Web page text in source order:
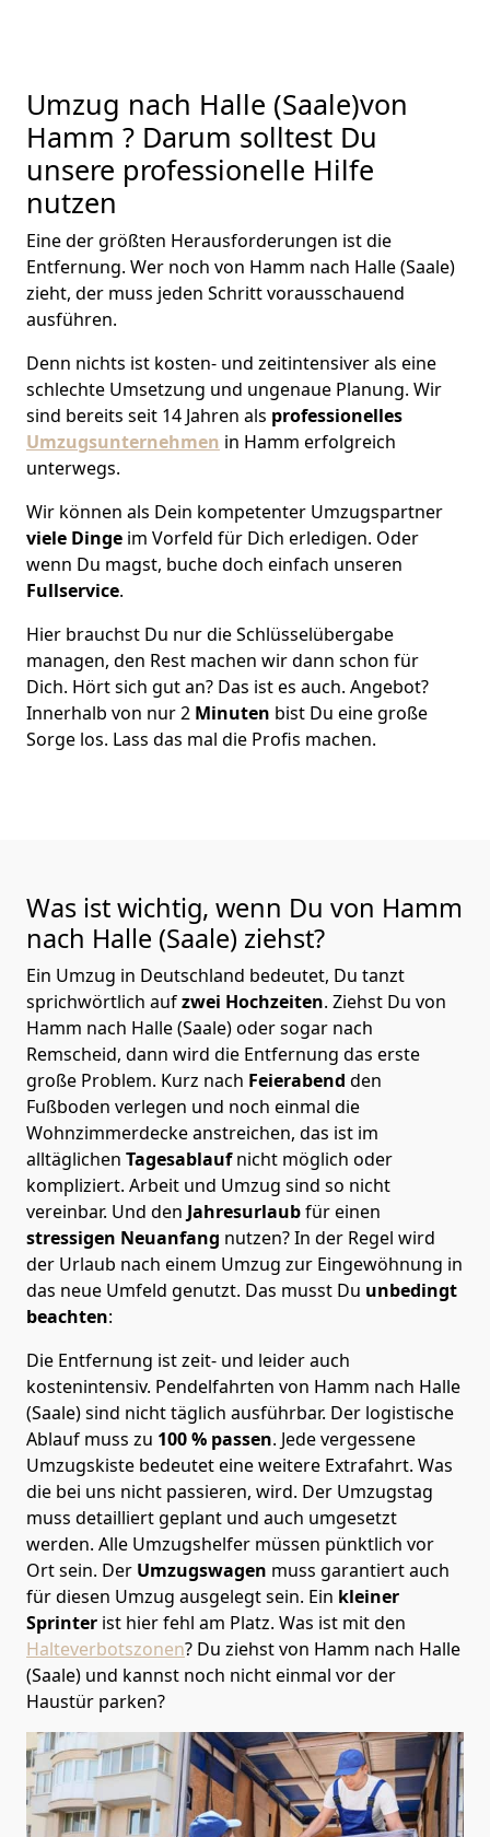
Umzug nach Halle (Saale)von
Hamm ? Darum solltest Du
unsere professionelle Hilfe
nutzen
Eine der größten Herausforderungen ist die
Entfernung. Wer noch von Hamm nach Halle (Saale)
zieht, der muss jeden Schritt vorausschauend
ausführen.
Denn nichts ist kosten- und zeitintensiver als eine
schlechte Umsetzung und ungenaue Planung. Wir
sind bereits seit 14 Jahren als professionelles
Umzugsunternehmen in Hamm erfolgreich
unterwegs.
Wir können als Dein kompetenter Umzugspartner
viele Dinge im Vorfeld für Dich erledigen. Oder
wenn Du magst, buche doch einfach unseren
Fullservice.
Hier brauchst Du nur die Schlüsselübergabe
managen, den Rest machen wir dann schon für
Dich. Hört sich gut an? Das ist es auch. Angebot?
Innerhalb von nur 2 Minuten bist Du eine große
Sorge los. Lass das mal die Profis machen.
Was ist wichtig, wenn Du von Hamm
nach Halle (Saale) ziehst?
Ein Umzug in Deutschland bedeutet, Du tanzt
sprichwörtlich aufzwei Hochzeiten. Ziehst Du von
Hamm nach Halle (Saale) oder sogar nach
Remscheid, dann wird die Entfernung das erste
große Problem. Kurz nach Feierabend den
Fußboden verlegen und noch einmal die
Wohnzimmerdecke anstreichen, das ist im
alltäglichen Tagesablaufnicht möglich oder
kompliziert. Arbeit und Umzug sind so nicht
vereinbar. Und den Jahresurlaubfür einen
stressigen Neuanfang nutzen? In der Regel wird
der Urlaub nach einem Umzug zur Eingewöhnung in
das neue Umfeld genutzt. Das musst Du unbedingt
beachten:
Die Entfernung ist zeit- und leider auch
kostenintensiv. Pendelfahrten von Hamm nach Halle
(Saale) sind nicht täglich ausführbar. Der logistische
Ablauf muss zu 100 % passen. Jede vergessene
Umzugskiste bedeutet eine weitere Extrafahrt. Was
die bei uns nicht passieren, wird. Der Umzugstag
muss detailliert geplant und auch umgesetzt
werden. Alle Umzugshelfer müssen pünktlich vor
Ort sein. Der Umzugswagen muss garantiert auch
für diesen Umzug ausgelegt sein. Ein kleiner
Sprinter ist hier fehl am Platz. Was ist mit den
Halteverbotszonen? Du ziehst von Hamm nach Halle
(Saale) und kannst noch nicht einmal vor der
Haustür parken?